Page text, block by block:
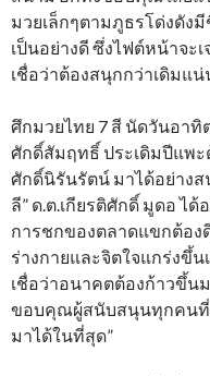
มวยเล็กๆตามภูธรโด่งดัง
เป็นอย่างดี ซึ่งไฟต์หน้าจะ
เชื่อว่าต้องสนุกกว่าเดิมแ
ศึกมวยไทย 7 สี นัดวันอา
ศักดิ์สัมฤทธิ์ ประเดิมปีแพ
ศักดิ์นิรันรัตน์ มาได้อย่าง
ลี” ด.ต.เกียรติศักดิ์ มูดอ ไ
การชกของตลาดแขกต้อง
ร่างกายและจิตใจแกร่งขึ้น
เชื่อว่าอนาคตต้องก้าวขึ้น
ขอบคุณผู้สนับสนุนทุกคนที่
มาได้ในที่สุด”